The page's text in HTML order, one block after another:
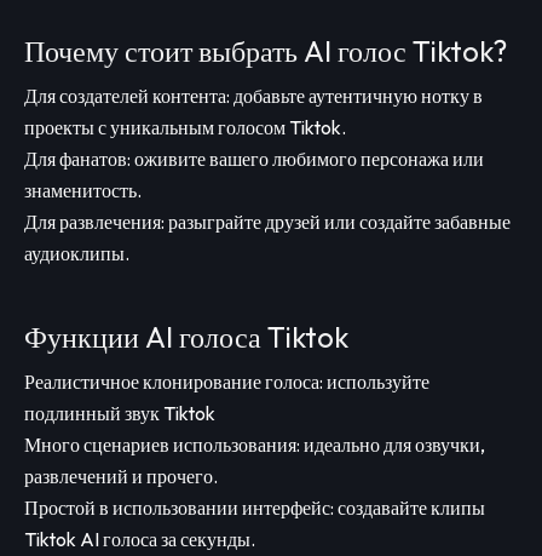
Почему стоит выбрать AI голос Tiktok?
Для создателей контента: добавьте аутентичную нотку в
проекты с уникальным голосом Tiktok.
Для фанатов: оживите вашего любимого персонажа или
знаменитость.
Для развлечения: разыграйте друзей или создайте забавные
аудиоклипы.
Функции AI голоса Tiktok
Реалистичное клонирование голоса: используйте
подлинный звук Tiktok
Много сценариев использования: идеально для озвучки,
развлечений и прочего.
Простой в использовании интерфейс: создавайте клипы
Tiktok AI голоса за секунды.